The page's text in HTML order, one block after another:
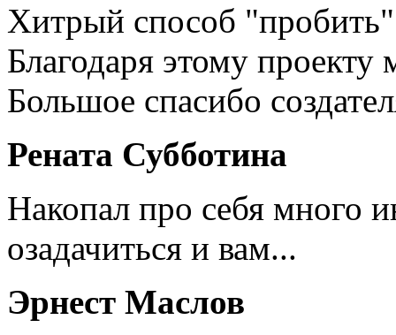
Хитрый способ
Благодаря этому
Большое спасибо
Рената Субботина
Накопал про себя много
озадачиться и вам...
Эрнест Маслов